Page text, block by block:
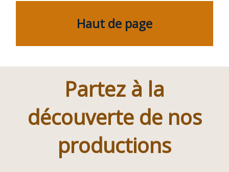
Haut de page
Partez à la
découverte de nos
productions